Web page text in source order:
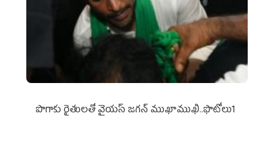
పొగాకు రైతుల‌తో వైయ‌స్ జ‌గ‌న్ ముఖాముఖి..ఫొటోలు1